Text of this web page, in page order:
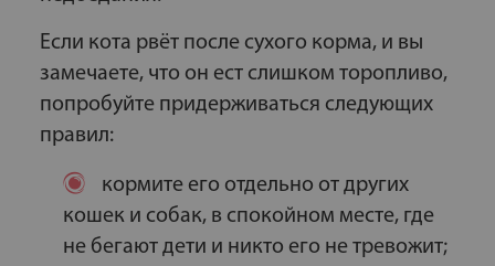
Если кота рвёт после сухого корма, и вы
замечаете, что он ест слишком торопливо,
попробуйте придерживаться следующих
правил:
кормите его отдельно от других
кошек и собак, в спокойном месте, где
не бегают дети и никто его не тревожит;